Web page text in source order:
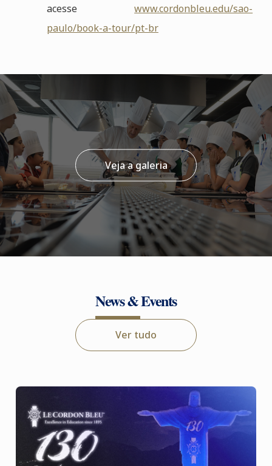
acessewww.cordonbleu.edu/sao-
paulo/book-a-tour/pt-br
Veja a galeria
News & Events
Ver tudo